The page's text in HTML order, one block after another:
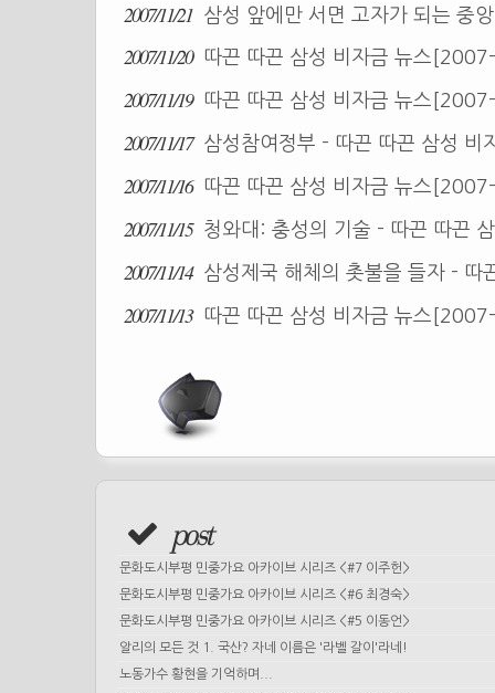
2007/11/21 삼성 앞에만 서면 고자가 되는 중
2007/11/20 따끈 따끈 삼성 비자금 뉴스
2007/11/19 따끈 따끈 삼성 비자금 뉴스
2007/11/17 삼성참여정부 - 따끈 따끈 삼성
2007/11/16 따끈 따끈 삼성 비자금 뉴스
2007/11/15 청와대: 충성의 기술 - 따끈 따끈
2007/11/14 삼성제국 해체의 촛불을 들자 -
2007/11/13 따끈 따끈 삼성 비자금 뉴스
post
문화도시부평 민중가요 아카이브 시리즈 <#7 이주헌>
문화도시부평 민중가요 아카이브 시리즈 <#6 최경숙>
문화도시부평 민중가요 아카이브 시리즈 <#5 이동언>
알리의 모든 것 1. 국산? 자네 이름은 '라벨 갈이'라네!
노동가수 황현을 기억하며...